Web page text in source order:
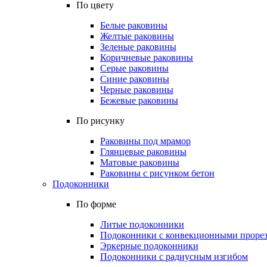
По цвету
Белые раковины
Желтые раковины
Зеленые раковины
Коричневые раковины
Серые раковины
Синие раковины
Черные раковины
Бежевые раковины
По рисунку
Раковины под мрамор
Глянцевые раковины
Матовые раковины
Раковины с рисунком бетон
Подоконники
По форме
Литые подоконники
Подоконники с конвекционными
Эркерные подоконники
Подоконники с радиусным изгибом